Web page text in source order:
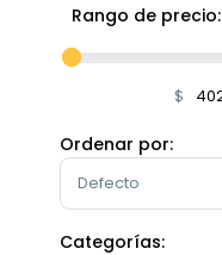
Rango de precio:
$
Ordenar por:
Sort Products
Categorías: